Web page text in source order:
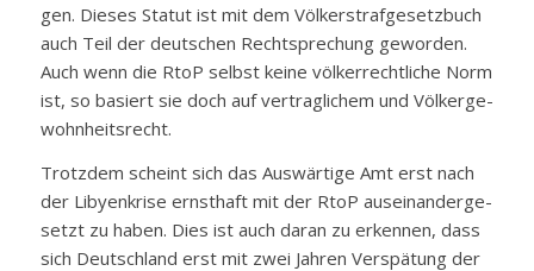
gen. Die­ses Sta­tut ist mit dem Völ­ker­straf­ge­setz­buch
auch Teil der deut­schen Recht­spre­chung ge­wor­den.
Auch wenn die RtoP selbst kei­ne völ­ker­recht­li­che Norm
ist, so ba­siert sie doch auf ver­trag­li­chem und Völ­ker­ge­
wohn­heits­recht.
Trotz­dem scheint sich das Aus­wär­ti­ge Amt erst nach
der Li­by­en­kri­se ernst­haft mit der RtoP aus­ein­an­der­ge­
setzt zu ha­ben. Dies ist auch dar­an zu er­ken­nen, dass
sich Deutsch­land erst mit zwei Jah­ren Ver­spä­tung der